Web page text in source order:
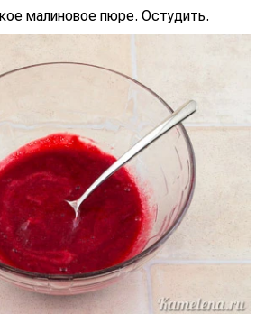
малиновое пюре. Остудить.